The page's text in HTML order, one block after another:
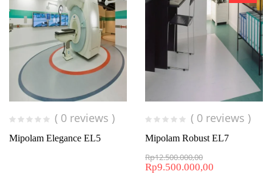
( 0 reviews )
Mipolam Elegance EL5
( 0 reviews )
Mipolam Robust EL7
Rp12.500.000,00
Rp9.500.000,00